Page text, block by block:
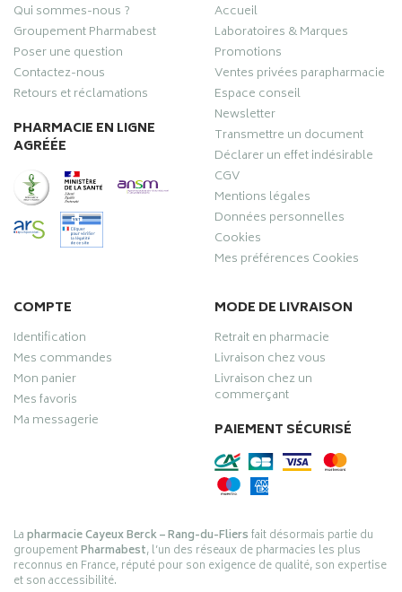
Qui sommes-nous ?
Groupement Pharmabest
Poser une question
Contactez-nous
Retours et réclamations
PHARMACIE EN LIGNE
AGRÉÉE
Accueil
Laboratoires & Marques
Promotions
Ventes privées parapharmacie
Espace conseil
Newsletter
Transmettre un document
Déclarer un effet indésirable
CGV
Mentions légales
Données personnelles
Cookies
Mes préférences Cookies
COMPTE
Identification
Mes commandes
Mon panier
Mes favoris
Ma messagerie
MODE DE LIVRAISON
Retrait en pharmacie
Livraison chez vous
Livraison chez un
commerçant
PAIEMENT SÉCURISÉ
Lapharmacie Cayeux Berck – Rang-du-Fliersfait désormais partie du
groupementPharmabest, l’un des réseaux de pharmacies les plus
reconnus en France, réputé pour son exigence de qualité, son expertise
et son accessibilité.